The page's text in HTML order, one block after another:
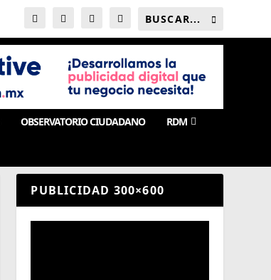
OBSERVATORIO CIUDADANO RDM
PUBLICIDAD 300×600